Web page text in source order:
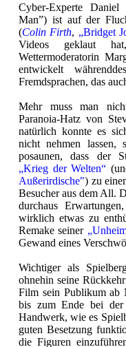
Cyber-Experte Daniel
Man”) ist auf der
(Colin Firth, „Bridget
Videos geklaut
Wettermoderatorin
entwickelt
Fremdsprachen, das
Mehr muss man
Paranoia-Hatz von
natürlich konnte es
nicht nehmen lassen,
posaunen, dass der
„Krieg der Welten“
Außerirdische") zu
Besucher aus dem All.
durchaus
wirklich etwas zu
Remake seiner
Gewand eines
Wichtiger als
ohnehin seine
Film sein Publikum ab
bis zum Ende bei der
Handwerk, wie es
guten Besetzung
die Figuren